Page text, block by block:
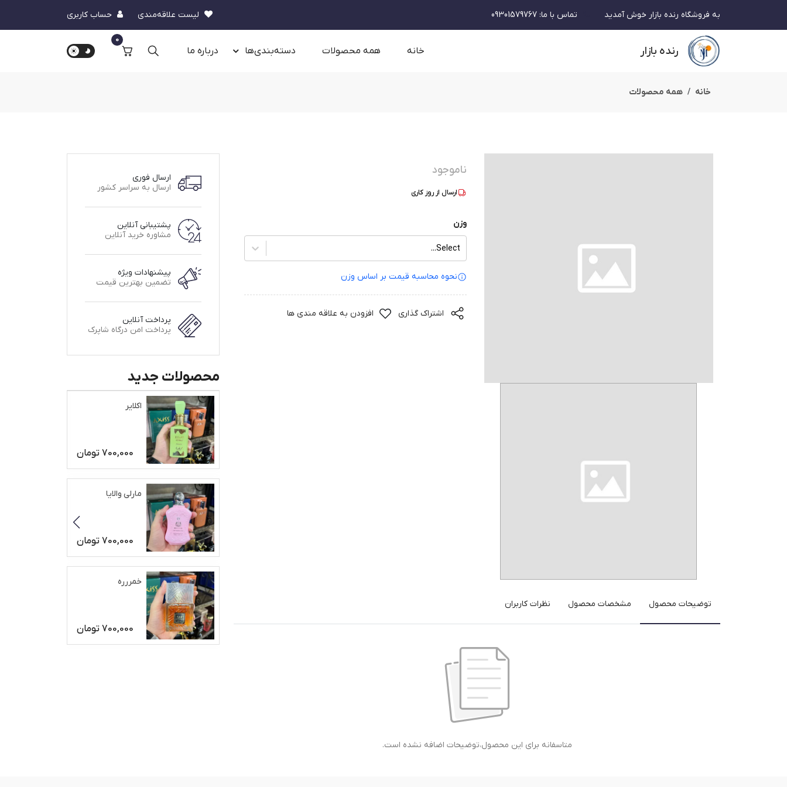
به فروشگاه رنده بازار خوش آمدید تماس با ما:
09301579767 لیست علاقه‌مندی حساب کاربری
رنده بازار خانه همه محصولات دسته‌بندی‌ها درباره‌ ما
0
خانه همه محصولات
ناموجود
ارسال از روز کاری
وزن
Select...
نحوه محاسبه قیمت بر‌ اساس وزن
اشتراک گذاری افزودن به علاقه مندی ها
توضیحات محصول مشخصات محصول نظرات کاربران
متاسفانه برای این محصول،توضیحات اضافه نشده است.
ارسال فوری
ارسال به سراسر کشور
پشتیبانی آنلاین
مشاوره خرید آنلاین
پیشنهادات ویژه
تضمین بهترین قیمت
پرداخت آنلاین
پرداخت امن درگاه شاپرک
محصولات جدید
اکلایر
700,000 تومان
مارلی والایا
700,000 تومان
خمررره
700,000 تومان